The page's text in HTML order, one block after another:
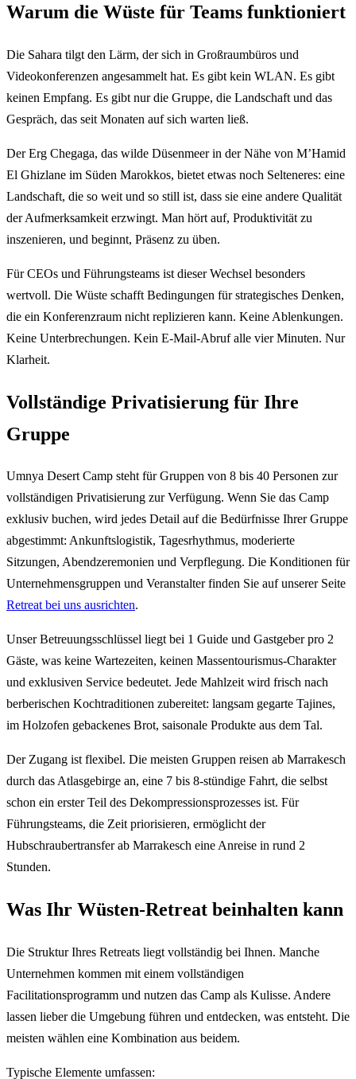
Warum die Wüste für Teams funktioniert
Die Sahara tilgt den Lärm, der sich in Großraumbüros und
Videokonferenzen angesammelt hat. Es gibt kein WLAN. Es gibt
keinen Empfang. Es gibt nur die Gruppe, die Landschaft und das
Gespräch, das seit Monaten auf sich warten ließ.
Der Erg Chegaga, das wilde Düsenmeer in der Nähe von M’Hamid
El Ghizlane im Süden Marokkos, bietet etwas noch Selteneres: eine
Landschaft, die so weit und so still ist, dass sie eine andere Qualität
der Aufmerksamkeit erzwingt. Man hört auf, Produktivität zu
inszenieren, und beginnt, Präsenz zu üben.
Für CEOs und Führungsteams ist dieser Wechsel besonders
wertvoll. Die Wüste schafft Bedingungen für strategisches Denken,
die ein Konferenzraum nicht replizieren kann. Keine Ablenkungen.
Keine Unterbrechungen. Kein E-Mail-Abruf alle vier Minuten. Nur
Klarheit.
Vollständige Privatisierung für Ihre
Gruppe
Umnya Desert Camp steht für Gruppen von 8 bis 40 Personen zur
vollständigen Privatisierung zur Verfügung. Wenn Sie das Camp
exklusiv buchen, wird jedes Detail auf die Bedürfnisse Ihrer Gruppe
abgestimmt: Ankunftslogistik, Tagesrhythmus, moderierte
Sitzungen, Abendzeremonien und Verpflegung. Die Konditionen für
Unternehmensgruppen und Veranstalter finden Sie auf unserer Seite
Retreat bei uns ausrichten.
Unser Betreuungsschlüssel liegt bei 1 Guide und Gastgeber pro 2
Gäste, was keine Wartezeiten, keinen Massentourismus-Charakter
und exklusiven Service bedeutet. Jede Mahlzeit wird frisch nach
berberischen Kochtraditionen zubereitet: langsam gegarte Tajines,
im Holzofen gebackenes Brot, saisonale Produkte aus dem Tal.
Der Zugang ist flexibel. Die meisten Gruppen reisen ab Marrakesch
durch das Atlasgebirge an, eine 7 bis 8-stündige Fahrt, die selbst
schon ein erster Teil des Dekompressionsprozesses ist. Für
Führungsteams, die Zeit priorisieren, ermöglicht der
Hubschraubertransfer ab Marrakesch eine Anreise in rund 2
Stunden.
Was Ihr Wüsten-Retreat beinhalten kann
Die Struktur Ihres Retreats liegt vollständig bei Ihnen. Manche
Unternehmen kommen mit einem vollständigen
Facilitationsprogramm und nutzen das Camp als Kulisse. Andere
lassen lieber die Umgebung führen und entdecken, was entsteht. Die
meisten wählen eine Kombination aus beidem.
Typische Elemente umfassen: